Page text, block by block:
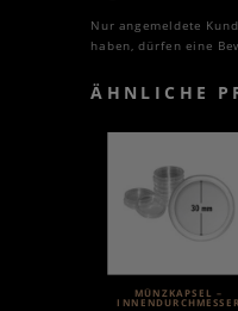
Nur angemeldete
haben, dürfen eine
ÄHNLICHE
MÜNZKAPSEL –
INNENDURCHMESSER